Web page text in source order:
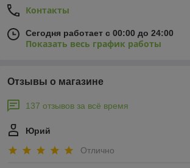
Контакты
Сегодня работает с 00:00 до 24:00
Показать весь график работы
Отзывы о магазине
137 отзывов за всё время
Юрий
Отлично